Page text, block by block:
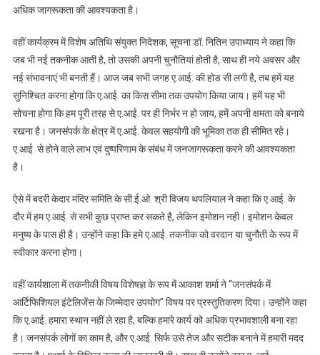
अधिक जागरूकता की आवश्यकता है।
वहीं कार्यक्रम में विशेष अतिथि संयुक्त निदेशक, सूचना डॉ. नितिन उपाध्याय ने कहा कि
जब भी नई तकनीक आती है, तो उसकी अपनी चुनौतियां होती है, साथ ही नये अवसर और
नई संभावनाएं भी बनती हैं। आज जब सभी जगह ए.आई. की होड सी लगी है, तब हमें यह
सुनिश्चित करना होगा कि ए.आई. का किस सीमा तक उपयोग किया जाय। हमें यह भी
सोचना होगा कि हम पूरी तरह से ए.आई. पर ही निर्भर न हो जाय, हमें अपनी क्षमता को बनाये
रखना है। जनसंपर्क के क्षेत्र में ए.आई. केवल सहयोगी की भूमिका तक ही सीमित रहे।
ए.आई. से होने वाले लाभ एवं दुष्परिणाम के संबंध में जनजागरूकता करने की आवश्यकता
है।
ऐसे में बदरी केदार मंदिर समिति के सी.ई.ओ. श्री विजय थपलियाल ने कहा कि ए.आई. के
दौर में हम ए.आई. से सभी कुछ प्राप्त कर सकते है, लेकिन इमोशन नही। इमोशन केवल
मनुष्य के पास ही है। उन्होंने कहा कि हमे ए.आई. तकनीक को वरदान या चुनौती के रूप में
स्वीकार करना होगा।
वहीं कार्यशाला में तकनीकी विषय विशेषज्ञ के रूप में आकाश शर्मा ने ‘‘जनसंपर्क में
आर्टिफिशियल इंटेलिजेंस के जिम्मेदार उपयोग” विषय पर प्रस्तुतिकरण दिया। उन्होंने कहा
कि ए.आई. हमारा स्थान नहीं ले रहा है, बल्कि हमारे कार्य को अधिक प्रभावशाली बना रहा
है। जनसंपर्क लोगों का काम है, और ए.आई. सिर्फ उसे तेज और सटीक बनाने में हमारी मदद